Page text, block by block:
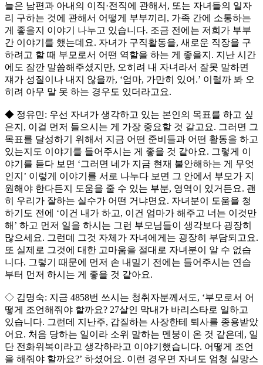
늘은 남편과 아내의 이직·전직에 관해서, 또는 자녀들의 일자
리 구하는 것에 관해서 어떻게 부부끼리, 가족 간에 소통하는
게 좋을지 이야기 나누고 있습니다. 조금 전에는 저희가 부부
간 이야기를 했는데요. 자녀가 구직활동을, 새로운 직장을 구
하려고 할 때 부모로서 어떤 역할을 하는 게 좋을지. 지난 시간
에도 잠깐 말씀해주셨지만, 오히려 내 자녀라서 잘못 말하면
쟤가 성질이나 내지 않을까, ‘엄마, 가만히 있어.’ 이럴까 봐 오
히려 아무 말 못 하는 경우도 있더라고요.
◆ 정유민: 우선 자녀가 생각하고 있는 본인의 목표를 하고 싶
은지, 이걸 먼저 들으시는 게 가장 중요할 것 같고요. 그러면 그
목표를 달성하기 위해서 지금 어떤 준비들과 어떤 활동을 하고
있는지도 이야기를 들어주시는 게 좋을 것 같아요. 그렇게 이
야기를 듣다 보면 ‘그러면 네가 지금 현재 불안해하는 게 무엇
인지’ 이렇게 이야기를 서로 나누다 보면 그 안에서 부모가 지
원해야 한다든지 도움을 줄 수 있는 부분, 영역이 있거든요. 괜
히 우리가 잘하는 실수가 어떤 거냐면요. 자녀분이 도움을 청
하기도 전에 ‘이건 내가 하고, 이건 엄마가 해주고 너는 이것만
해’ 하고 먼저 일을 하시는 그런 부모님들이 생각보다 굉장히
많으세요. 그런데 그것 자체가 자녀에게는 굉장히 부담되고요.
또 실제로 그것에 대한 고마움을 절대로 자녀분이 알 수 없습
니다. 그렇기 때문에 먼저 손 내밀기 전에는 들어주시는 연습
부터 먼저 하시는 게 좋을 것 같아요.
◇ 김명숙: 지금 4858번 쓰시는 청취자분께서도, ‘부모로서 어
떻게 조언해줘야 할까요? 27살인 막내가 바리스타로 일하고
있습니다. 그런데 지난주, 갑질하는 사장한테 퇴사를 종용받았
어요. 처음 당하는 일이라 소위 말하는 멘붕이 온 것 같은데, 일
단 전화위복이라고 생각하라고 이야기했습니다. 어떻게 조언
을 해줘야 할까요?’ 하셨어요. 이런 경우면 자녀도 엄청 실망스